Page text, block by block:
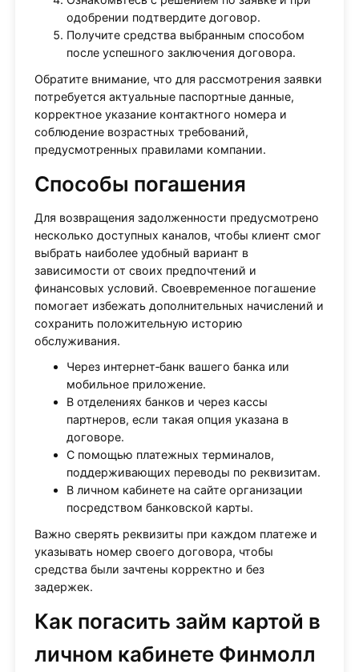
одобрении подтвердите договор.
Получите средства выбранным способом
после успешного заключения договора.
Обратите внимание, что для рассмотрения заявки
потребуется актуальные паспортные данные,
корректное указание контактного номера и
соблюдение возрастных требований,
предусмотренных правилами компании.
Способы погашения
Для возвращения задолженности предусмотрено
несколько доступных каналов, чтобы клиент смог
выбрать наиболее удобный вариант в
зависимости от своих предпочтений и
финансовых условий. Своевременное погашение
помогает избежать дополнительных начислений и
сохранить положительную историю
обслуживания.
Через интернет‑банк вашего банка или
мобильное приложение.
В отделениях банков и через кассы
партнеров, если такая опция указана в
договоре.
С помощью платежных терминалов,
поддерживающих переводы по реквизитам.
В личном кабинете на сайте организации
посредством банковской карты.
Важно сверять реквизиты при каждом платеже и
указывать номер своего договора, чтобы
средства были зачтены корректно и без
задержек.
Как погасить займ картой в
личном кабинете Финмолл